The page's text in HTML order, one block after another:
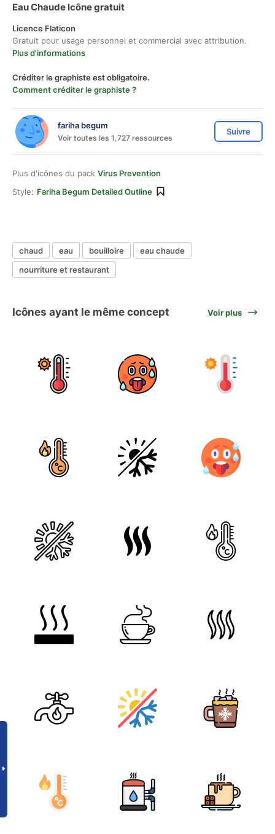
Eau Chaude Icône gratuit
Licence Flaticon
Gratuit pour usage personnel et commercial avec attribution.
Plus d'informations
Créditer le graphiste est obligatoire.
Comment créditer le graphiste ?
fariha begum
Voir toutes les 1,727 ressources
Suivre
Plus d'icônes du pack Virus Prevention
Style: Fariha Begum Detailed Outline
chaud eau bouilloire
eau chaude
nourriture et restaurant
Icônes ayant le même concept Voir plus